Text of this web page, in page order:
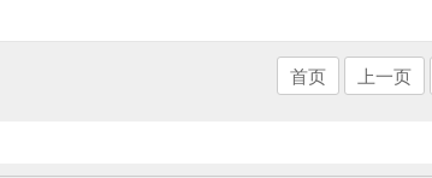
首页 上一页